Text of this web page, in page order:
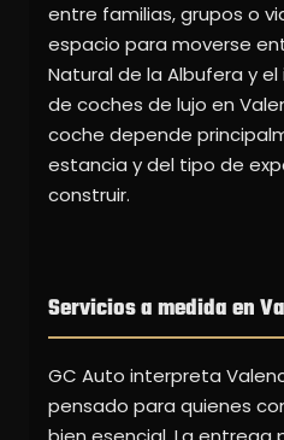
entre familias, grupos o
espacio para moverse
Natural de la Albufera y el
de coches de lujo en
coche depende
estancia y del tipo de
construir.
Servicios a medida en
GC Auto interpreta
pensado para quienes